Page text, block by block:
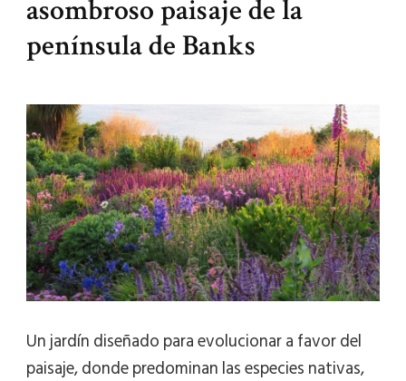
asombroso paisaje de la
península de Banks
Un jardín diseñado para evolucionar a favor del
paisaje, donde predominan las especies nativas,